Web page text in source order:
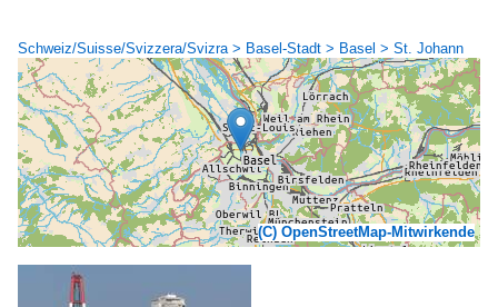
Schweiz/Suisse/Svizzera/Svizra > Basel-Stadt > Basel > St. Johann
(C) OpenStreetMap-Mitwirkende